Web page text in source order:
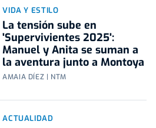
VIDA Y ESTILO
La tensión sube en
'Supervivientes 2025':
Manuel y Anita se suman a
la aventura junto a Montoya
AMAIA DÍEZ | NTM
ACTUALIDAD